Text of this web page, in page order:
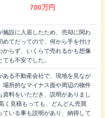
700万円
施設に入居したため、売却に関わ
めてだってので、何から手を付け
からず、いくらで売れるかも想像
も不安でした。
ある不動産会社で、現地を見なが
場所的なマイナス面や周辺の物件
資料をいただき、説明がありまし
く見積もっても、どんどん売買
ている事も説明があり、納得して